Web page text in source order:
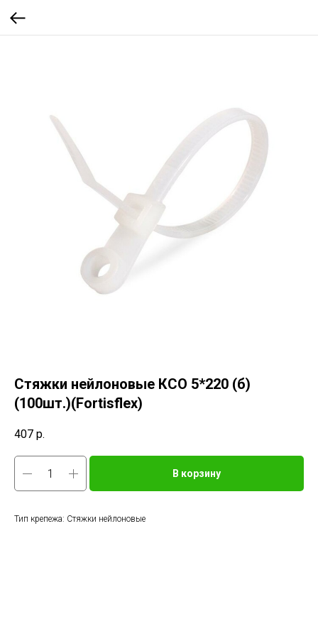
Стяжки нейлоновые КСО 5*220 (б)
(100шт.)(Fortisflex)
407 р.
В корзину
Тип крепежа: Стяжки нейлоновые